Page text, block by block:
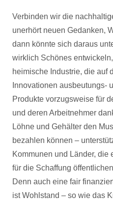
Verbinden wir die
unerhört neuen Gedanken,
dann könnte sich daraus
wirklich Schönes
heimische Industrie, die auf
Innovationen ausbeutungs-
Produkte vorzugsweise für
und deren Arbeitnehmer
Löhne und Gehälter den
bezahlen können –
Kommunen und Länder, die
für die Schaffung
Denn auch eine fair
ist Wohlstand – so wie das